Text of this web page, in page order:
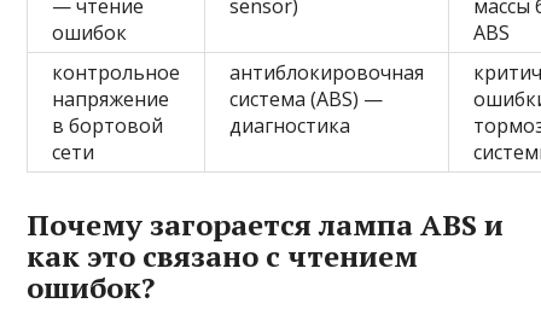
— чтение
ошибок
sensor)
массы
ABS
контрольное
напряжение
в бортовой
сети
антиблокировочная
система (ABS) —
диагностика
Почему загорается лампа ABS и
как это связано с чтением
ошибок?